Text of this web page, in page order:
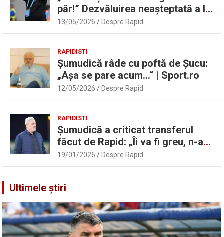
păr!” Dezvăluirea neașteptată a lui
Marius Șumudică despre Daniel
Pancu
13/05/2026 Despre Rapid
RAPIDISTI
Șumudică râde cu poftă de Șucu:
„Așa se pare acum…“ | Sport.ro
12/05/2026 Despre Rapid
RAPIDISTI
Șumudică a criticat transferul
făcut de Rapid: „Îi va fi greu, n-am
înțeles”
19/01/2026 Despre Rapid
Ultimele știri